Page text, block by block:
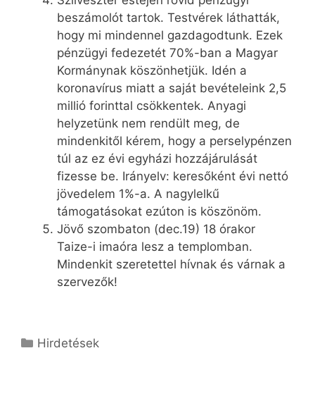
beszámolót tartok. Testvérek láthatták,
hogy mi mindennel gazdagodtunk. Ezek
pénzügyi fedezetét 70%-ban a Magyar
Kormánynak köszönhetjük. Idén a
koronavírus miatt a saját bevételeink 2,5
millió forinttal csökkentek. Anyagi
helyzetünk nem rendült meg, de
mindenkitől kérem, hogy a perselypénzen
túl az ez évi egyházi hozzájárulását
fizesse be. Irányelv: keresőként évi nettó
jövedelem 1%-a. A nagylelkű
támogatásokat ezúton is köszönöm.
Jövő szombaton (dec.19) 18 órakor
Taize-i imaóra lesz a templomban.
Mindenkit szeretettel hívnak és várnak a
szervezők!
Kategória
Hirdetések